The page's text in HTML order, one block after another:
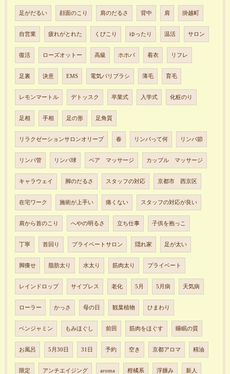
足がだるい 顔面のこり 肩のだるさ 背中 肩 掛越町
自営業 疲れがとれた くびこり ゆったり 温活 サロン
復活 ローズオットー 高級 ホホバ 着衣 リフレ
足裏 決意 EMS 電気バリブラシ 薄毛 育毛
レモンマートル デトッスク 卒業式 入学式 化粧のり
足相 手相 足の形 足角質
リラクゼーションサロンオリーブ 春 リンパって何 リンパ節
リンパ管 リンパ球 ペア マッサージ カップル マッサージ
キャラウェイ 脚のだるさ スタッフの対応 京都市 西京区
在宅ワーク 施術が上手い 痛くない スタッフの対応が良い
肩から首のこり へやの明るさ 立ち仕事 子供を抱っこ
丁寧 首回り プライベートサロン 隠れ家 足が太い
脚痩せ 脂肪太り 水太り 筋肉太り プライベート
レインドロップ サイプレス 老化 5月 5月病 天気病
ローラー かっさ 母の日 観葉植物 ひまわり
ベンジャミン もみほぐし 前田 筋肉をほぐす 睡眠の質
お風呂 5月30日 31日 予約 空き 京都アロマ 精油
限定 アンチエイジング aroma 柑橘系 浮腫み 新人